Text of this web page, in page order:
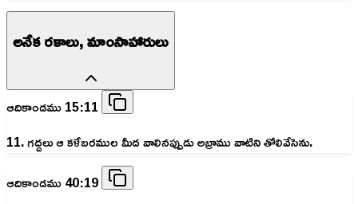
అనేక రకాలు, మాంసాహారులు
ఆదికాండము 15:11
11. గద్దలు ఆ కళేబరముల మీద వాలినప్పుడు అబ్రాము వాటిని తోలివేసెను.
ఆదికాండము 40:19